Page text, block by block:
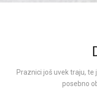
Praznici još uvek traju,
posebno